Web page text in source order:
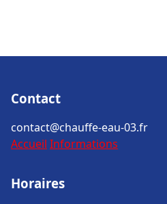
Contact
contact@chauffe-eau-03.fr
Accueil Informations
Horaires